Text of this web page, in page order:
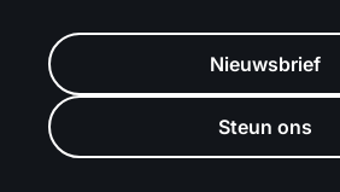
Nieuwsbrief
Steun ons